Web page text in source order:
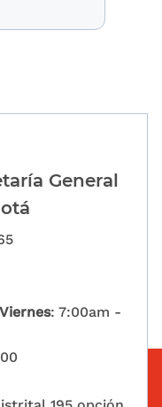
General
: 7:00am -